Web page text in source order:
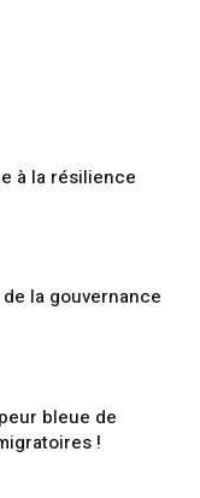
à la résilience
la gouvernance
bleue de
!